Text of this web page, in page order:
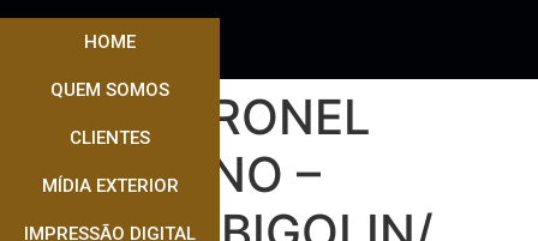
HOME
QUEM SOMOS
CLIENTES
MÍDIA EXTERIOR
IMPRESSÃO DIGITAL
RUA CORONEL
PONCIANO –